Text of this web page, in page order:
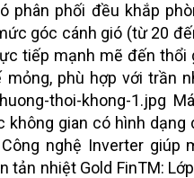
phân phối đều khắp
góc cánh gió (từ 20
tiếp mạnh mẽ đến thổi
mỏng, phù hợp với trần
huong-thoi-khong-1.jpg
gian có hình dạng
Công nghệ Inverter giúp
tản nhiệt Gold FinTM: